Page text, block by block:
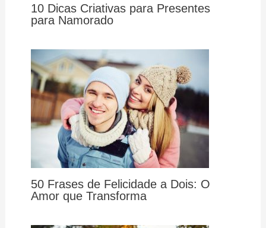
10 Dicas Criativas para Presentes
para Namorado
50 Frases de Felicidade a Dois: O
Amor que Transforma